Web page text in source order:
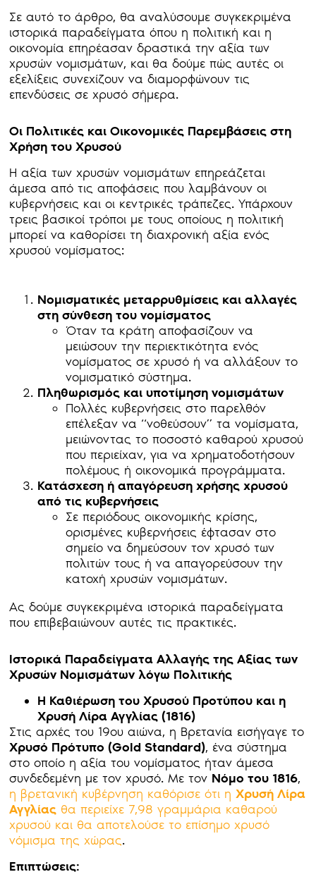
Σε αυτό το άρθρο, θα αναλύσουμε συγκεκριμένα
ιστορικά παραδείγματα όπου η πολιτική και η
οικονομία επηρέασαν δραστικά την αξία των
χρυσών νομισμάτων, και θα δούμε πώς αυτές οι
εξελίξεις συνεχίζουν να διαμορφώνουν τις
επενδύσεις σε χρυσό σήμερα.
Οι Πολιτικές και Οικονομικές Παρεμβάσεις στη
Χρήση του Χρυσού
Η αξία των χρυσών νομισμάτων επηρεάζεται
άμεσα από τις αποφάσεις που λαμβάνουν οι
κυβερνήσεις και οι κεντρικές τράπεζες. Υπάρχουν
τρεις βασικοί τρόποι με τους οποίους η πολιτική
μπορεί να καθορίσει τη διαχρονική αξία ενός
χρυσού νομίσματος:
Νομισματικές μεταρρυθμίσεις και αλλαγές
στη σύνθεση του νομίσματος
Όταν τα κράτη αποφασίζουν να
μειώσουν την περιεκτικότητα ενός
νομίσματος σε χρυσό ή να αλλάξουν το
νομισματικό σύστημα.
Πληθωρισμός και υποτίμηση νομισμάτων
Πολλές κυβερνήσεις στο παρελθόν
επέλεξαν να “νοθεύσουν” τα νομίσματα,
μειώνοντας το ποσοστό καθαρού χρυσού
που περιείχαν, για να χρηματοδοτήσουν
πολέμους ή οικονομικά προγράμματα.
Κατάσχεση ή απαγόρευση χρήσης χρυσού
από τις κυβερνήσεις
Σε περιόδους οικονομικής κρίσης,
ορισμένες κυβερνήσεις έφτασαν στο
σημείο να δημεύσουν τον χρυσό των
πολιτών τους ή να απαγορεύσουν την
κατοχή χρυσών νομισμάτων.
Ας δούμε συγκεκριμένα ιστορικά παραδείγματα
που επιβεβαιώνουν αυτές τις πρακτικές.
Ιστορικά Παραδείγματα Αλλαγής της Αξίας των
Χρυσών Νομισμάτων λόγω Πολιτικής
Η Καθιέρωση του Χρυσού Προτύπου και η
Χρυσή Λίρα Αγγλίας (1816)
Στις αρχές του 19ου αιώνα, η Βρετανία εισήγαγε το
Χρυσό Πρότυπο (Gold Standard), ένα σύστημα
στο οποίο η αξία του νομίσματος ήταν άμεσα
συνδεδεμένη με τον χρυσό. Με τον Νόμο του 1816,
η βρετανική κυβέρνηση καθόρισε ότι ηΧρυσή Λίρα
Αγγλίας θα περιείχε 7,98 γραμμάρια καθαρού
χρυσού και θα αποτελούσε το επίσημο χρυσό
νόμισμα της χώρας.
Επιπτώσεις: